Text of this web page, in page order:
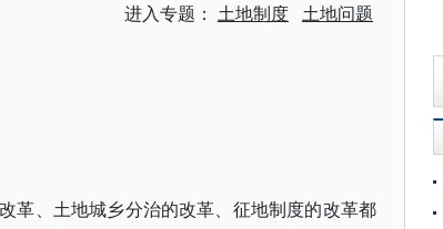
进入专题： 土地制度 土地问题
革、土地城乡分治的改革、征地制度的改革都